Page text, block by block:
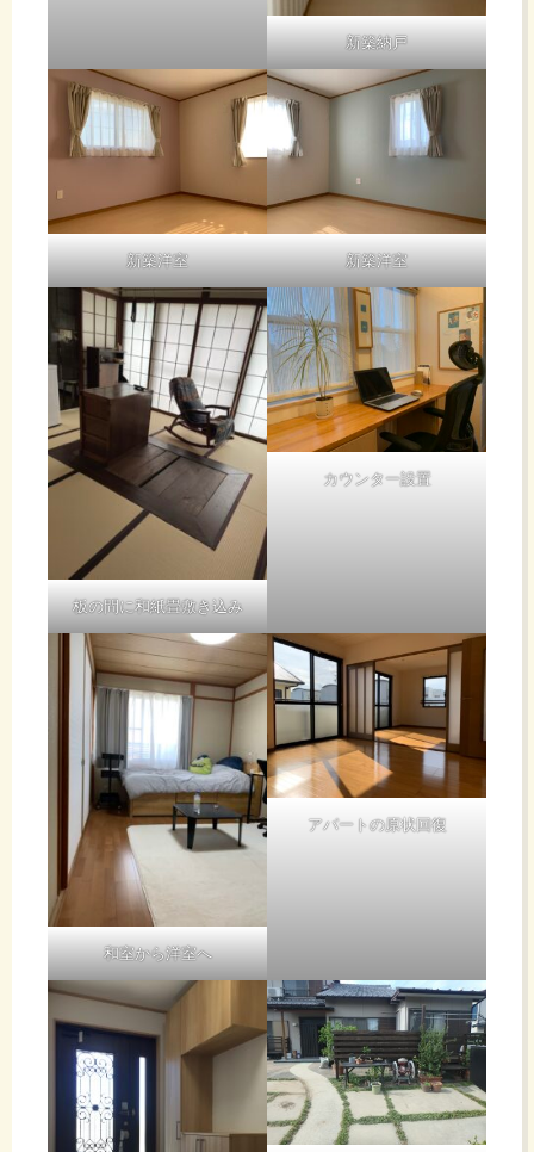
新築納戸
新築洋室 新築洋室
板の間に和紙畳敷き込み
カウンター設置
和室から洋室へ
アパートの原状回復